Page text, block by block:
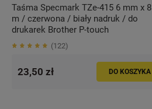
Taśma Specmark TZe-415 6 mm x 8
m / czerwona / biały nadruk / do
drukarek Brother P-touch
122
23,50 zł DO KOSZYKA